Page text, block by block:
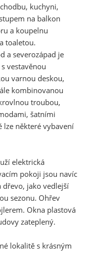
kuchyni,
na balkon
a koupelnu
toaletou.
a severozápad je
vestavěnou
varnou deskou,
kombinovanou
troubou,
šatními
lze některé vybavení
elektrická
pokoji jsou navíc
dřevo, jako vedlejší
sezonu. Ohřev
Okna plastová
zateplený.
lokalitě s krásným